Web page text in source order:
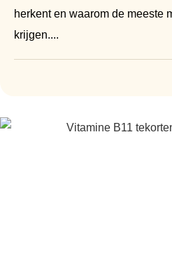
herkent en waarom de meeste
krijgen....